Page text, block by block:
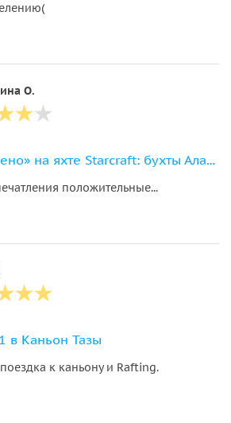
О.
Круиз «всё включено» на яхте Starcraft: бухты Аланьи, обед и напитки
положительные...
в Каньон Тазы
к каньону и Rafting.